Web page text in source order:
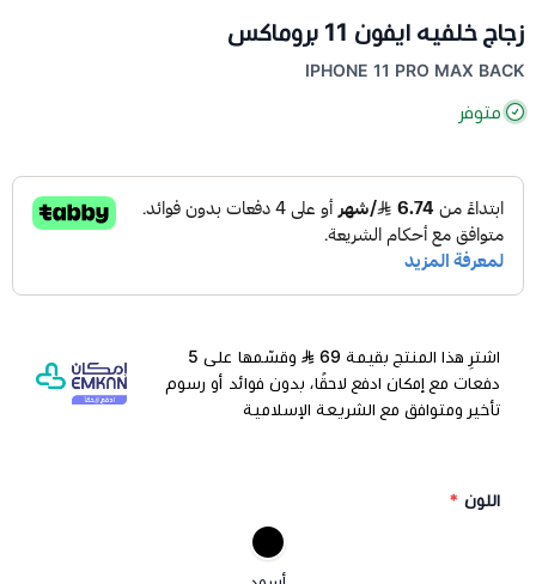
زجاج خلفيه ايفون 11 بروماكس
IPHONE 11 PRO MAX BACK
متوفر
اشترِ هذا المنتج بقيمة 69
وقسّمها على 5
دفعات مع إمكان ادفع لاحقًا، بدون فوائد أو رسوم
تأخير ومتوافق مع الشريعة الإسلامية
اللون *